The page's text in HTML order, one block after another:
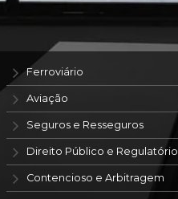
Ferroviário
Aviação
Seguros e Resseguros
Direito Público e Regulatório
Contencioso e Arbitragem